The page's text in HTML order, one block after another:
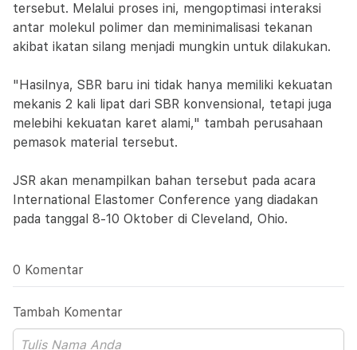
tersebut. Melalui proses ini, mengoptimasi interaksi
antar molekul polimer dan meminimalisasi tekanan
akibat ikatan silang menjadi mungkin untuk dilakukan.
"Hasilnya, SBR baru ini tidak hanya memiliki kekuatan
mekanis 2 kali lipat dari SBR konvensional, tetapi juga
melebihi kekuatan karet alami," tambah perusahaan
pemasok material tersebut.
JSR akan menampilkan bahan tersebut pada acara
International Elastomer Conference yang diadakan
pada tanggal 8-10 Oktober di Cleveland, Ohio.
0 Komentar
Tambah Komentar